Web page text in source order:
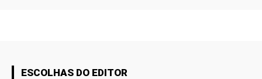
ESCOLHAS DO EDITOR